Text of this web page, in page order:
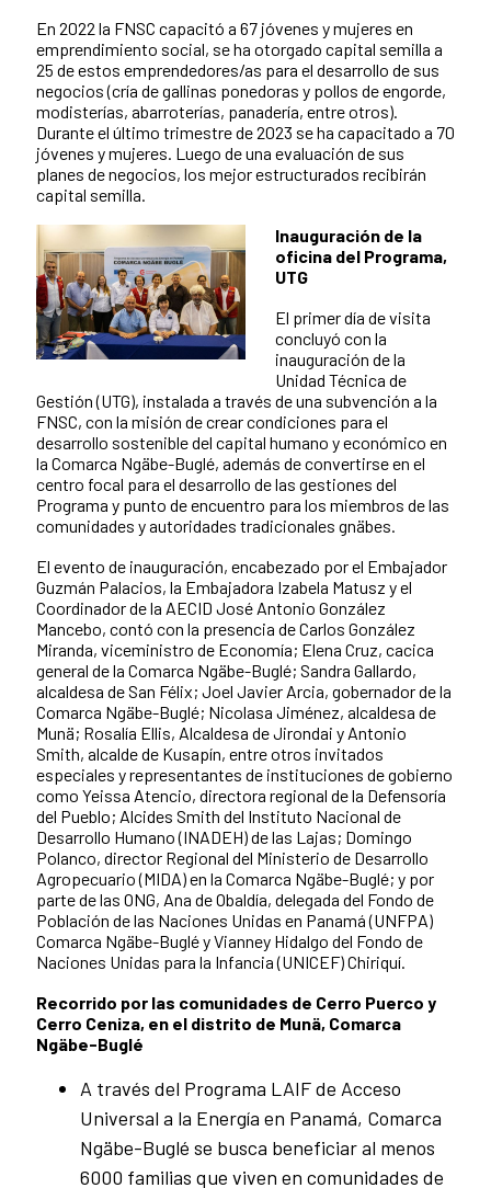
En 2022 la FNSC capacitó a 67 jóvenes y mujeres en
emprendimiento social, se ha otorgado capital semilla a
25 de estos emprendedores/as para el desarrollo de sus
negocios (cría de gallinas ponedoras y pollos de engorde,
modisterías, abarroterías, panadería, entre otros).
Durante el último trimestre de 2023 se ha capacitado a 70
jóvenes y mujeres. Luego de una evaluación de sus
planes de negocios, los mejor estructurados recibirán
capital semilla.
Inauguración de la
oficina del Programa,
UTG
El primer día de visita
concluyó con la
inauguración de la
Unidad Técnica de
Gestión (UTG), instalada a través de una subvención a la
FNSC, con la misión de crear condiciones para el
desarrollo sostenible del capital humano y económico en
la Comarca Ngäbe-Buglé, además de convertirse en el
centro focal para el desarrollo de las gestiones del
Programa y punto de encuentro para los miembros de las
comunidades y autoridades tradicionales gnäbes.
El evento de inauguración, encabezado por el Embajador
Guzmán Palacios, la Embajadora Izabela Matusz y el
Coordinador de la AECID José Antonio González
Mancebo, contó con la presencia de Carlos González
Miranda, viceministro de Economía; Elena Cruz, cacica
general de la Comarca Ngäbe-Buglé; Sandra Gallardo,
alcaldesa de San Félix; Joel Javier Arcia, gobernador de la
Comarca Ngäbe-Buglé; Nicolasa Jiménez, alcaldesa de
Munä; Rosalía Ellis, Alcaldesa de Jirondai y Antonio
Smith, alcalde de Kusapín, entre otros invitados
especiales y representantes de instituciones de gobierno
como Yeissa Atencio, directora regional de la Defensoría
del Pueblo; Alcides Smith del Instituto Nacional de
Desarrollo Humano (INADEH) de las Lajas; Domingo
Polanco, director Regional del Ministerio de Desarrollo
Agropecuario (MIDA) en la Comarca Ngäbe-Buglé; y por
parte de las ONG, Ana de Obaldía, delegada del Fondo de
Población de las Naciones Unidas en Panamá (UNFPA)
Comarca Ngäbe-Buglé y Vianney Hidalgo del Fondo de
Naciones Unidas para la Infancia (UNICEF) Chiriquí.
Recorrido por las comunidades de Cerro Puerco y
Cerro Ceniza, en el distrito de Munä, Comarca
Ngäbe-Buglé
A través del Programa LAIF de Acceso
Universal a la Energía en Panamá, Comarca
Ngäbe-Buglé se busca beneficiar al menos
6000 familias que viven en comunidades de